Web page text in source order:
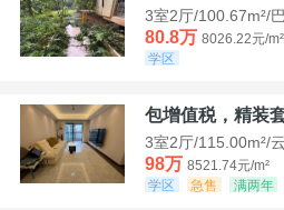
3室2厅/100.67m²/
80.8万 8026.22元/m²
学区
包增值税，精装
3室2厅/115.00m²/
98万 8521.74元/m²
学区
急售 满两年